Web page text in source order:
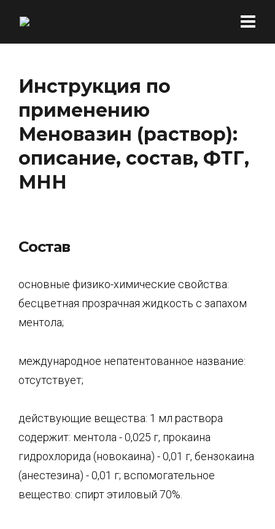
Инструкция по
применению
Меновазин (раствор):
описание, состав, ФТГ,
МНН
Состав
основные физико-химические свойства:
бесцветная прозрачная жидкость с запахом
ментола;
международное непатентованное название:
отсутствует;
действующие вещества: 1 мл раствора
содержит: ментола - 0,025 г, прокаина
гидрохлорида (новокаина) - 0,01 г, бензокаина
(анестезина) - 0,01 г; вспомогательное
вещество: спирт этиловый 70%.